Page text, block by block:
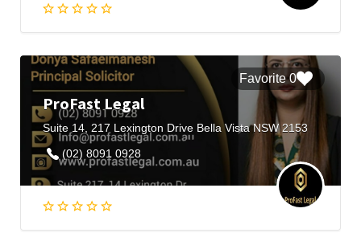
0 Favorite
ProFast Legal
Suite 14, 217 Lexington Drive Bella Vista NSW 2153
(02) 8091 0928